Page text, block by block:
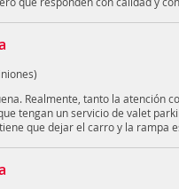
)
Realmente, tanto la atención
tengan un servicio de valet
que dejar el carro y la rampa